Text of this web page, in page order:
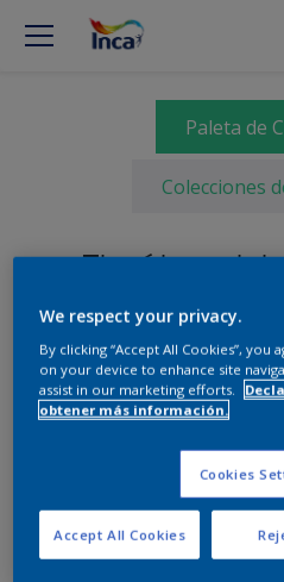
Paleta de
Colecciones
Elegí tu
We respect your privacy.
By clicking “Accept All Cookies”,
on your device to enhance site
assist in our marketing efforts.
obtener más información.
Cookies
Accept All Cookies